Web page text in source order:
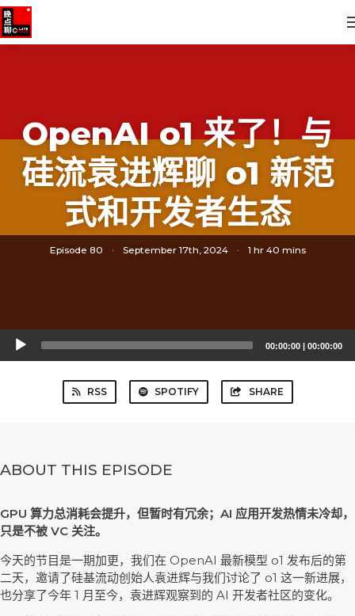
OpenAI o1 来了！与
硅流袁进辉聊 o1 新范
式和开发者生态
Episode 80 · September 17th, 2024 · 1 hr 40 mins
Audio
Player
00:00:00 | 00:00:00
RSS SPOTIFY SHARE
ABOUT THIS EPISODE
GPU 算力总消耗会提升，但暂时有冗余；AI 应用开发热情未冷却，
只是不被 VC 关注。
今天的节目是一期加更，我们在 OpenAI 最新模型 o1 发布后的第
二天，邀请了硅基流动创始人袁进辉与我们讨论了 o1 这一新进展，
也分享了今年 1 月至今，袁进辉观察到的 AI 开发者社区的变化。